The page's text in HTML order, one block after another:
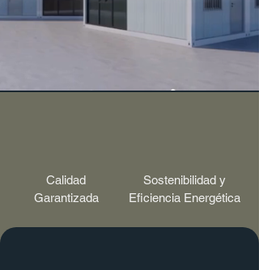
Calidad
Garantizada
Sostenibilidad y
Eficiencia Energética